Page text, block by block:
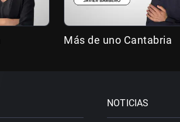
Más de uno Cantabria
NOTICIAS